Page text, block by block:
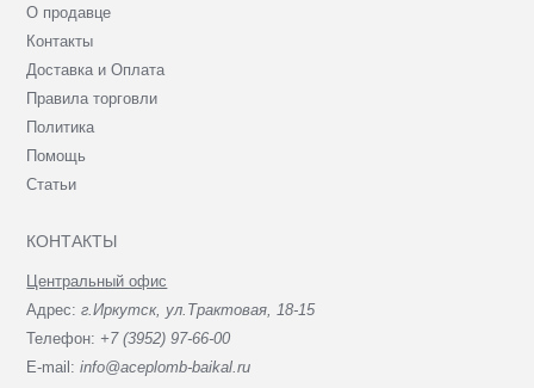
О продавце
Контакты
Доставка и Оплата
Правила торговли
Политика
Помощь
Статьи
КОНТАКТЫ
Центральный офис
Адрес:г.Иркутск, ул.Трактовая, 18-15
Телефон: +7 (3952) 97-66-00
E-mail:info@aceplomb-baikal.ru